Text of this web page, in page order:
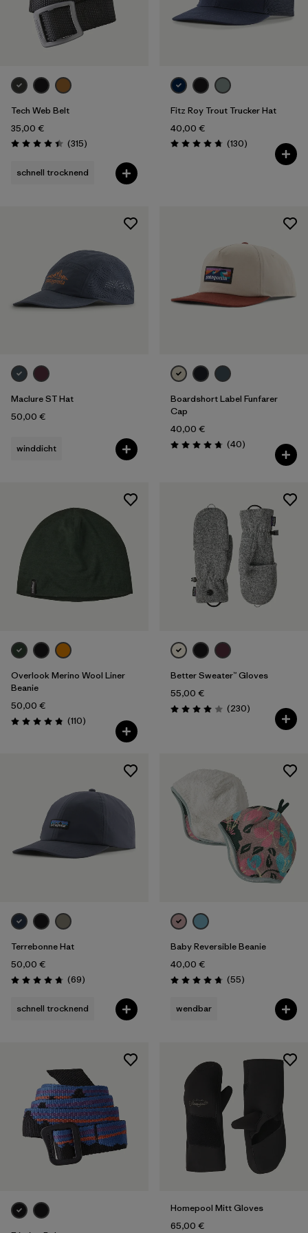
Tech Web Belt
35,00 €
Bewertung: 4.4 / 5
(315Rezensionen
)
schnell trocknend
Fitz Roy Trout Trucker Hat
40,00 €
Bewertung: 4.8 / 5
(130Rezensionen
)
Maclure ST Hat
50,00 €
winddicht
Boardshort Label Funfarer
Cap
40,00 €
Bewertung: 4.8 / 5
(40Rezensionen
)
Overlook Merino Wool Liner
Beanie
50,00 €
Bewertung: 4.8 / 5
(110Rezensionen
)
Better Sweater™ Gloves
55,00 €
Bewertung: 4.0 / 5
(230Rezensionen
)
Terrebonne Hat
50,00 €
Bewertung: 4.8 / 5
(69Rezensionen
)
schnell trocknend
Baby Reversible Beanie
40,00 €
Bewertung: 4.7 / 5
(55Rezensionen
)
wendbar
Homepool Mitt Gloves
65,00 €